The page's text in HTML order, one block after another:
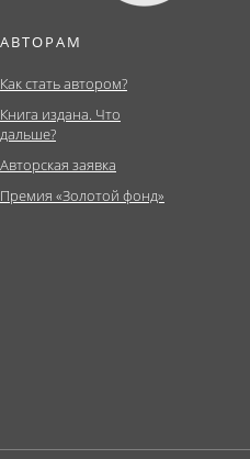
АВТОРАМ
Как стать автором?
Книга издана. Что
дальше?
Авторская заявка
Премия «Золотой фонд»